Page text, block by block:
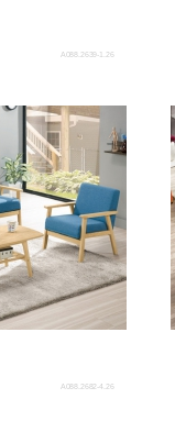
A088.2639-1.26
A088.2682-4.26